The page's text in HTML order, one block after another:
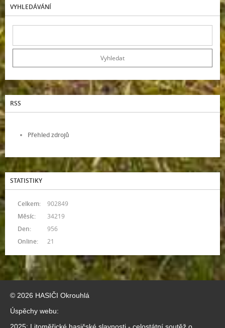
VYHLEDÁVÁNÍ
RSS
Přehled zdrojů
STATISTIKY
Online: 21
Celkem:
902849
Měsíc:
34219
Den:
956
© 2026 HASIČI Okrouhlá
Úspěchy webu:
2025: Litoměřické hasičské slavnosti - celostátní soutěž o